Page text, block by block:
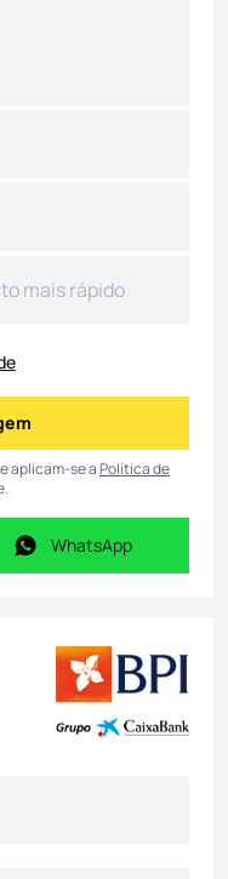
mensagem
aplicam-se aPolítica de
WhatsApp
WhatsApp